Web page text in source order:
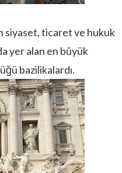
siyaset, ticaret ve hukuk
yer alan en büyük
bazilikalardı.